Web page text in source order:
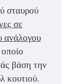
σταυρού
σε
ανάλογου
βάση την
κουτιού.